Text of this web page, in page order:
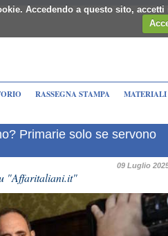
Accedendo a questo sito,
RASSEGNA STAMPA MATERIALI
Primarie solo se servono
09 Luglio
"Affaritaliani.it"